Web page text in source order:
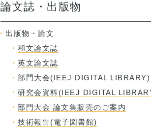
論文誌・出版物
出版物・論文
和文論文誌
英文論文誌
部門大会(IEEJ DIGITAL LIBRARY)
研究会資料(IEEJ DIGITAL
部門大会 論文集販売のご案内
技術報告(電子図書館)